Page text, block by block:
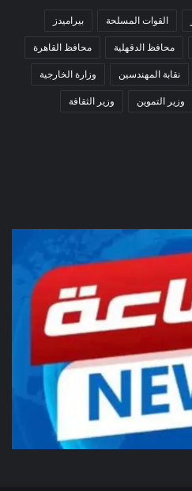
القوات المسلحة
بيراميدز
محافظ الدقهلية
محافظ القاهرة
نقابة المهندسين
وزارة الخارجية
وزير التموين
وزير الثقافة